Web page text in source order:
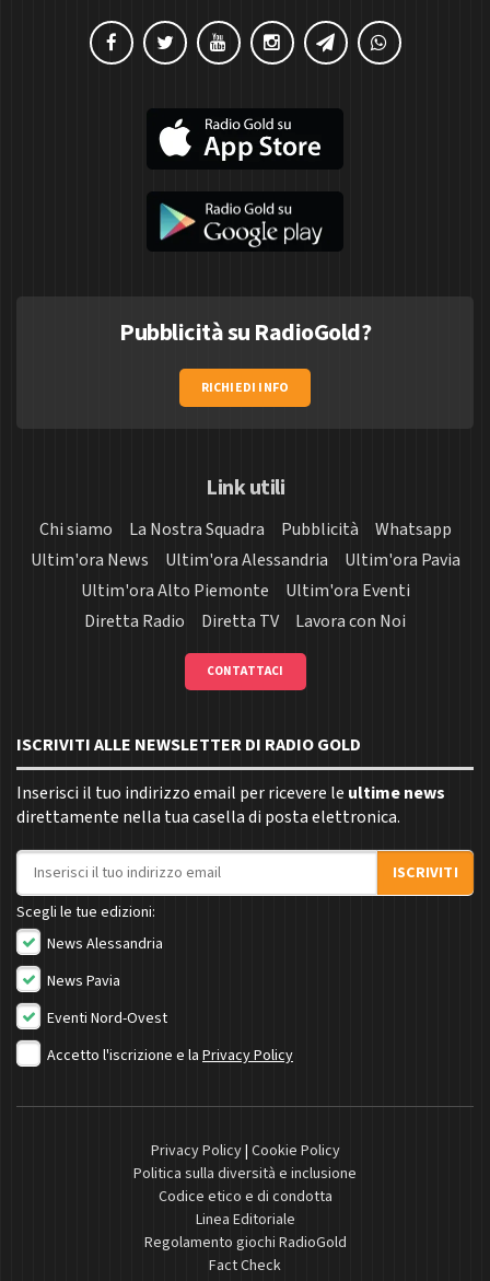
Pubblicità su RadioGold?
RICHIEDI INFO
Link utili
Chi siamo La Nostra Squadra Pubblicità
Whatsapp
Ultim'ora News
Ultim'ora Alessandria
Ultim'ora Pavia
Ultim'ora Alto Piemonte
Ultim'ora Eventi
Diretta Radio
Diretta TV Lavora con Noi
CONTATTACI
ISCRIVITI ALLE NEWSLETTER DI RADIO GOLD
Inserisci il tuo indirizzo email per ricevere le ultime news
direttamente nella tua casella di posta elettronica.
Indirizzo email
ISCRIVITI
Scegli le tue edizioni:
News Alessandria
News Pavia
Eventi Nord-Ovest
Accetto l'iscrizione e la Privacy Policy
Privacy Policy| Cookie Policy
Politica sulla diversità e inclusione
Codice etico e di condotta
Linea Editoriale
Regolamento giochi RadioGold
Fact Check